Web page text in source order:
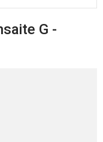
G -